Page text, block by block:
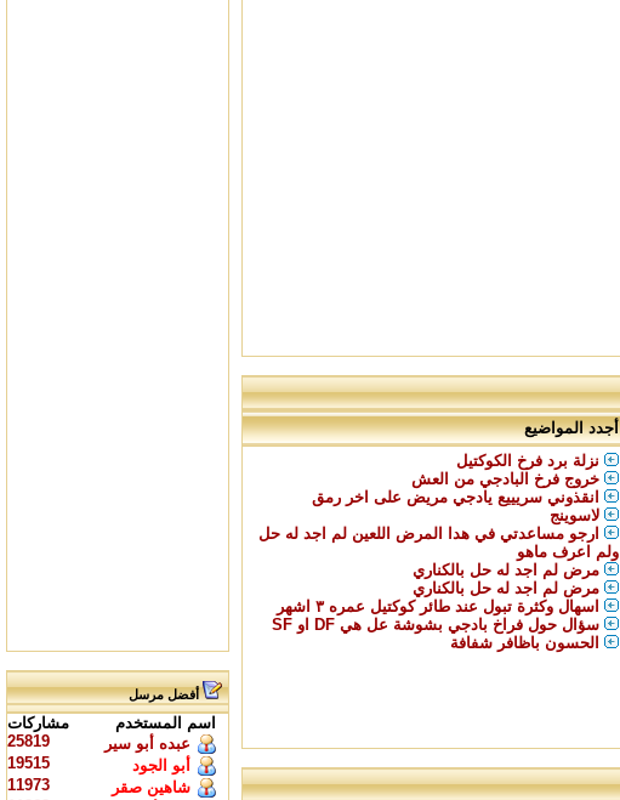
أجدد المواضيع
نزلة برد فرخ الكوكتيل
خروج فرخ البادجي من العش
انقذوني سريييع يادجي مريض على اخر رمق
لاسوينج
ارجو مساعدتي في هدا المرض اللعين لم اجد له حل
ولم اعرف ماهو
مرض لم اجد له حل بالكناري
مرض لم اجد له حل بالكناري
اسهال وكثرة تبول عند طائر كوكتيل عمره ٣ اشهر
سؤال حول فراخ بادجي بشوشة عل هي DF او SF
الحسون باظافر شفافة
أفضل مرسل
اسم المستخدم
مشاركات
عبده أبو سير
25819
أبو الجود
19515
شاهين صقر
11973